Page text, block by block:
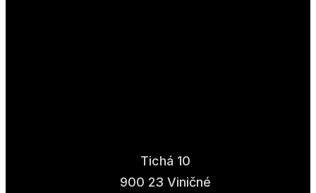
Tichá 10
900 23 Viničné